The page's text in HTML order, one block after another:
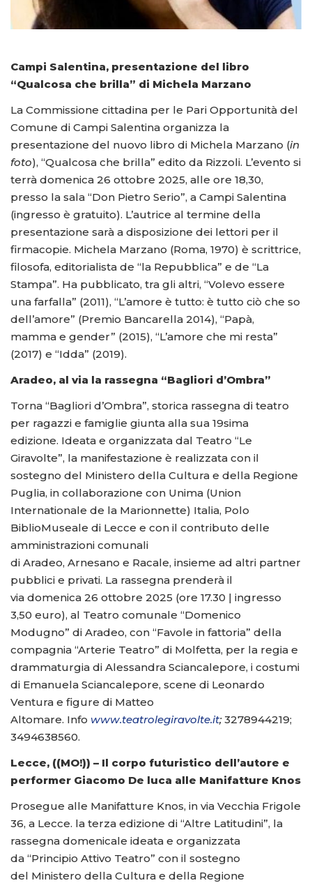
Campi Salentina, presentazione del libro
“Qualcosa che brilla” di Michela Marzano
La Commissione cittadina per le Pari Opportunità del
Comune di Campi Salentina organizza la
presentazione del nuovo libro di Michela Marzano (in
foto), “Qualcosa che brilla” edito da Rizzoli. L’evento si
terrà domenica 26 ottobre 2025, alle ore 18,30,
presso la sala “Don Pietro Serio”, a Campi Salentina
(ingresso è gratuito). L’autrice al termine della
presentazione sarà a disposizione dei lettori per il
firmacopie. Michela Marzano (Roma, 1970) è scrittrice,
filosofa, editorialista de “la Repubblica” e de “La
Stampa”. Ha pubblicato, tra gli altri, “Volevo essere
una farfalla” (2011), “L’amore è tutto: è tutto ciò che so
dell’amore” (Premio Bancarella 2014), “Papà,
mamma e gender” (2015), “L’amore che mi resta”
(2017) e “Idda” (2019).
Aradeo, al via la rassegna “Bagliori d’Ombra”
Torna “Bagliori d’Ombra”, storica rassegna di teatro
per ragazzi e famiglie giunta alla sua 19sima
edizione. Ideata e organizzata dal Teatro “Le
Giravolte”, la manifestazione è realizzata con il
sostegno del Ministero della Cultura e della Regione
Puglia, in collaborazione con Unima (Union
Internationale de la Marionnette) Italia, Polo
BiblioMuseale di Lecce e con il contributo delle
amministrazioni comunali
di Aradeo, Arnesano e Racale, insieme ad altri partner
pubblici e privati. La rassegna prenderà il
via domenica 26 ottobre 2025 (ore 17.30 | ingresso
3,50 euro), al Teatro comunale “Domenico
Modugno” di Aradeo, con “Favole in fattoria” della
compagnia “Arterie Teatro” di Molfetta, per la regia e
drammaturgia di Alessandra Sciancalepore, i costumi
di Emanuela Sciancalepore, scene di Leonardo
Ventura e figure di Matteo
Altomare. Info www.teatrolegiravolte.it;3278944219;
3494638560.
Lecce, ((MO!)) – Il corpo futuristico dell’autore e
performer Giacomo De luca alle Manifatture Knos
Prosegue alle Manifatture Knos, in via Vecchia Frigole
36, a Lecce. la terza edizione di “Altre Latitudini”, la
rassegna domenicale ideata e organizzata
da “Principio Attivo Teatro” con il sostegno
del Ministero della Cultura e della Regione